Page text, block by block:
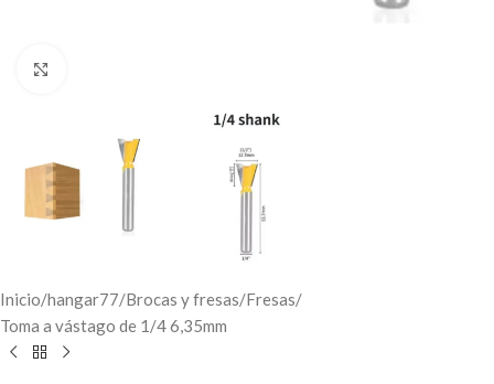
Inicio/hangar77/Brocas y fresas/Fresas/
Toma a vástago de 1/4 6,35mm